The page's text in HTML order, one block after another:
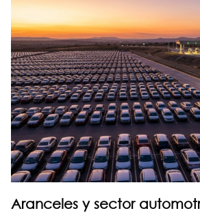
Aranceles y sector